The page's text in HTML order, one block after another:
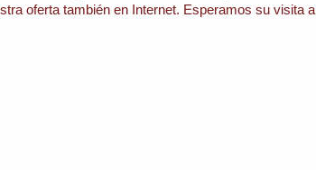
oferta también en Internet. Esperamos su visita